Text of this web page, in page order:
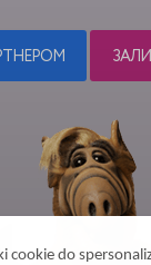
cookie do